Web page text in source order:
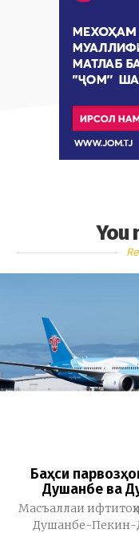
You
Баҳси
Душанбе ва
Масъаллаи
Душанбе-Пекин-